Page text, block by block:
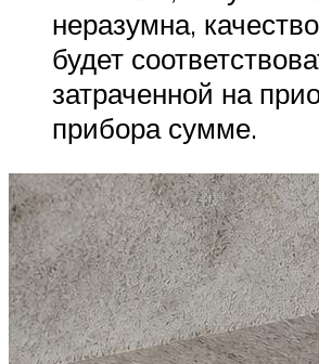
неразумна,
будет
затраченной на
прибора сумме.